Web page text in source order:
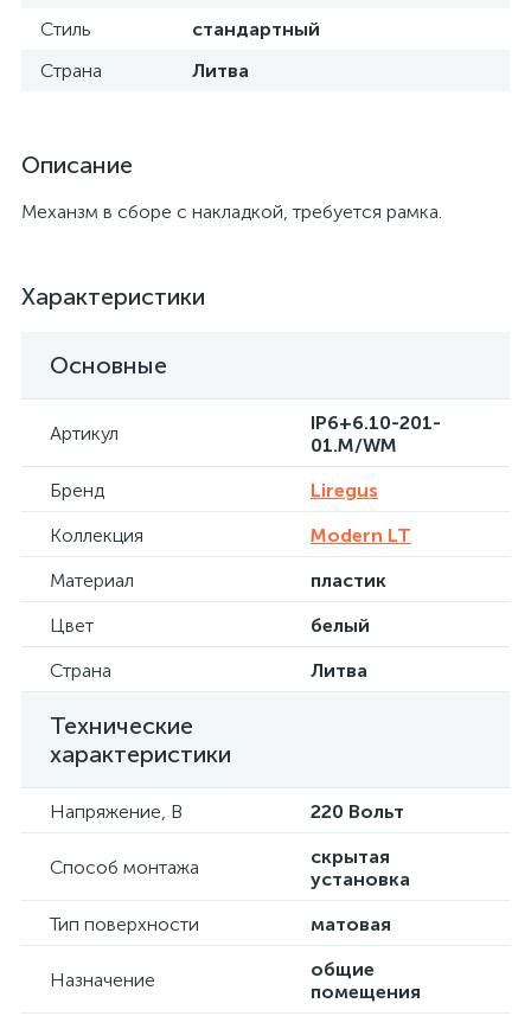
Стиль
стандартный
Страна
Литва
Описание
Механзм в сборе с накладкой, требуется рамка.
Характеристики
Основные
Артикул
IP6+6.10-201-
01.M/WM
Бренд
Liregus
Коллекция
Modern LT
Материал
пластик
Цвет
белый
Страна
Литва
Технические
характеристики
Напряжение, В 220 Вольт
Способ монтажа
скрытая
установка
Тип поверхности
матовая
Назначение
общие
помещения